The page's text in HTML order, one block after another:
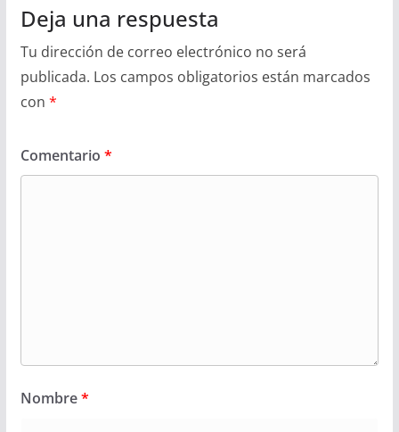
Deja una respuesta
Tu dirección de correo electrónico no será
publicada. Los campos obligatorios están marcados
con *
Comentario *
Nombre*